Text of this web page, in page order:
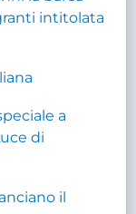
intitolata
a
di
il